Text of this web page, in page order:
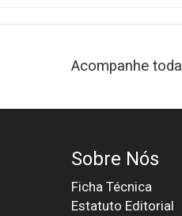
Acompanhe
Sobre Nós
Ficha Técnica
Estatuto Editorial